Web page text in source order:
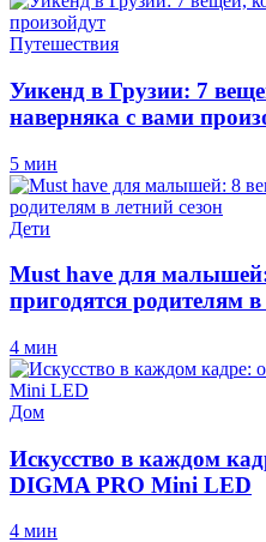
Путешествия
Уикенд в Грузии: 7
наверняка с вами
5 мин
Дети
Must have для
пригодятся родителям в
4 мин
Дом
Искусство в каждом
DIGMA PRO Mini LED
4 мин